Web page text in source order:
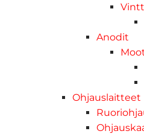
Anodit
Ohjauslaitteet